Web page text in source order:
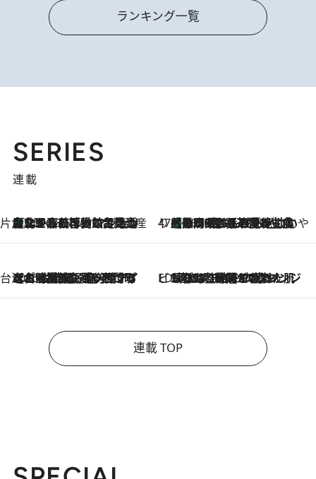
ランキング一覧
SERIES
連載
片倉真理のときめく台湾土産
2026.8.5
台北からちょっと足を延ばして嘉義へ！ マジョリカタイルの博物館で見つけたレトロ可愛い台湾土産 47都道府県の手みやげ ひんやりスイーツで夏を満喫
2026.8.5
【静岡県】この夏絶対食べたい 冷やしておいしいおやつ3選 お茶香る生食感のふるふるゼリー
台湾ぶらぶら食べ歩き
2026.8.4
【台湾夏旅】買い物するなら“台湾の原宿”西門町へ！ お土産も自分用アイテムも揃うショッピングスポット8選 ビューティいいもの集め EDITORS' BEST
2026.8.3
“落とす”時間が“癒やし”に。THREEのクレンジングは、酷暑で疲れた肌も心も整えてくれる！
連載 TOP